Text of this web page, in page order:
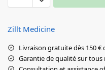
Zillt Medicine
Livraison gratuite dès 150 €
Garantie de qualité sur